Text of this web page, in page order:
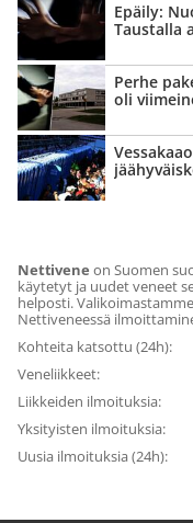
Epäily:
Taustalla
Perhe
oli
Nettivene on Suomen
käytetyt ja uudet veneet
helposti.
Nettiveneessä
Kohteita katsottu (24h):
Veneliikkeet:
Liikkeiden ilmoituksia:
Yksityisten ilmoituksia:
Uusia ilmoituksia (24h):